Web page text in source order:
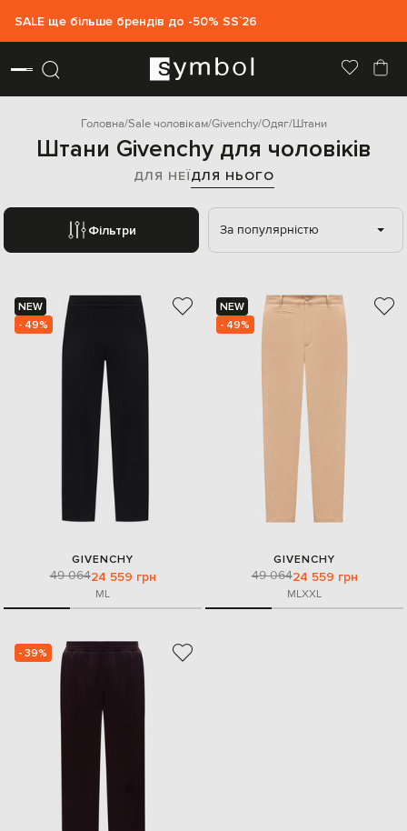
SALE ще більше брендів до -50% SS`26
Головна Sale чоловікам Givenchy Одяг Штани
Штани Givenchy для чоловіків
ДЛЯ НЕЇДЛЯ НЬОГО
Фільтри За популярністю
NEW
- 49%
GIVENCHY
49 06424 559 грн
ML
NEW
- 49%
GIVENCHY
49 06424 559 грн
MLXXL
- 39%